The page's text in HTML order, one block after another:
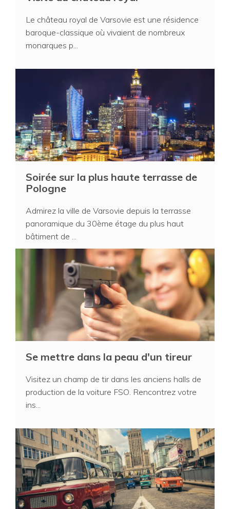
Le château royal de Varsovie est une résidence
baroque-classique où vivaient de nombreux
monarques p...
Soirée sur la plus haute terrasse de
Pologne
Admirez la ville de Varsovie depuis la terrasse
panoramique du 30ème étage du plus haut
bâtiment de ...
Se mettre dans la peau d'un tireur
Visitez un champ de tir dans les anciens halls de
production de la voiture FSO. Rencontrez votre
ins...